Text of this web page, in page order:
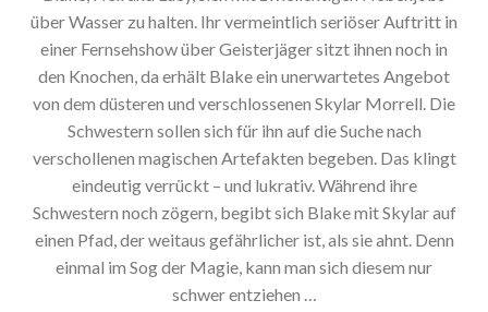
über Wasser zu halten. Ihr vermeintlich seriöser Auftritt in
einer Fernsehshow über Geisterjäger sitzt ihnen noch in
den Knochen, da erhält Blake ein unerwartetes Angebot
von dem düsteren und verschlossenen Skylar Morrell. Die
Schwestern sollen sich für ihn auf die Suche nach
verschollenen magischen Artefakten begeben. Das klingt
eindeutig verrückt – und lukrativ. Während ihre
Schwestern noch zögern, begibt sich Blake mit Skylar auf
einen Pfad, der weitaus gefährlicher ist, als sie ahnt. Denn
einmal im Sog der Magie, kann man sich diesem nur
schwer entziehen …